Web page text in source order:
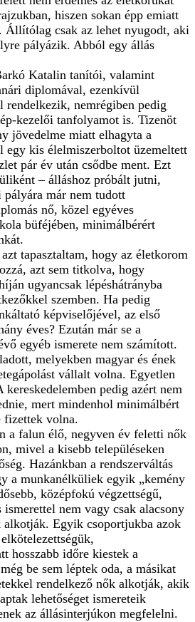
hiszen sokan épp emiatt
Állítólag csak az lehet nyugodt, aki
pályázik. Abból egy állás
Katalin tanítói, valamint
diplomával, ezenkívül
rendelkezik, nemrégiben pedig
kezelői tanfolyamot is. Tizenöt
jövedelme miatt elhagyta a
egy kis élelmiszerboltot üzemeltett
pár év után csődbe ment. Ezt
– álláshoz próbált jutni,
pályára már nem tudott
nő, közel egyéves
büféjében, minimálbérért
tapasztaltam, hogy az életkorom
azt sem titkolva, hogy
ugyancsak lépéshátrányba
szemben. Ha pedig
képviselőjével, az első
éves? Ezután már se a
egyéb ismerete nem számított.
melyekben magyar és ének
vállalt volna. Egyetlen
kereskedelemben pedig azért nem
mert mindenhol minimálbért
fizettek volna.
a falun élő, negyven év feletti nők
mivel a kisebb településeken
Hazánkban a rendszerváltás
a munkanélküliek egyik „kemény
középfokú végzettségű,
ismerettel nem vagy csak alacsony
alkotják. Egyik csoportjukba azok
hosszabb időre kiestek a
be sem léptek oda, a másikat
rendelkező nők alkotják, akik
lehetőséget ismereteik
az állásinterjúkon megfelelni.